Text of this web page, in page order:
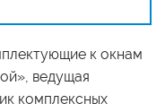
к окнам
ведущая
комплексных